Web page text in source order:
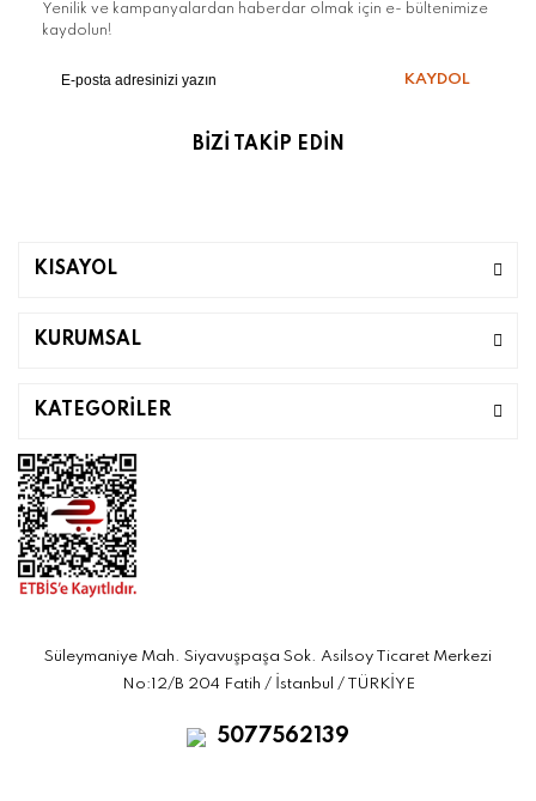
Yenilik ve kampanyalardan haberdar olmak için e- bültenimize
kaydolun!
KAYDOL
BİZİ TAKİP EDİN
KISAYOL
KURUMSAL
KATEGORİLER
Süleymaniye Mah. Siyavuşpaşa Sok. Asilsoy Ticaret Merkezi
No:12/B 204 Fatih / İstanbul / TÜRKİYE
5077562139